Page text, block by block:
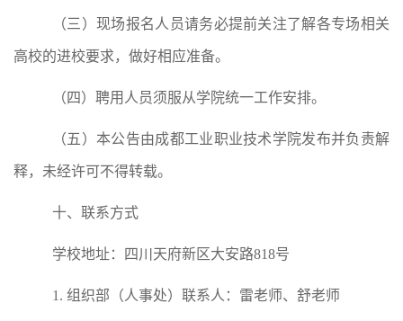
（三）现场报名人员请务必提前关注了解各专场相关
高校的进校要求，做好相应准备。
（四） 聘用人员须服从学院统一工作安排。
（五） 本公告由成都工业职业技术学院发布并负责解
释，未经许可不得转载。
十、 联系方式
学校地址： 四川 天府新区大安路818号
1. 组织部（人事处） 联系人： 雷老师、舒老师